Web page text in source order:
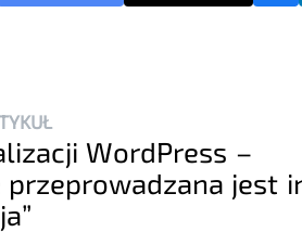
WordPress –
przeprowadzana jest